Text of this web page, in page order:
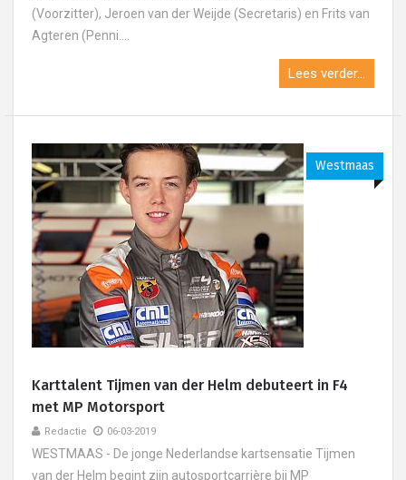
(Voorzitter), Jeroen van der Weijde (Secretaris) en Frits van
Agteren (Penni....
Lees verder...
Westmaas
Karttalent Tijmen van der Helm debuteert in F4
met MP Motorsport
Redactie 06-03-2019
WESTMAAS - De jonge Nederlandse kartsensatie Tijmen
van der Helm begint zijn autosportcarrière bij MP